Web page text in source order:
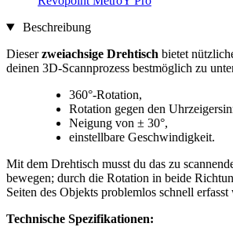
Beschreibung
Dieserzweiachsige Drehtisch bietet
deinen 3D-Scannprozess bestmöglich zu
360°-Rotation,
Rotation gegen den
Neigung von ± 30°,
einstellbare Geschwindigkeit.
Mit dem Drehtisch musst du das zu
bewegen; durch die Rotation in beide
Seiten des Objekts problemlos schnell erfasst
Technische Spezifikationen: